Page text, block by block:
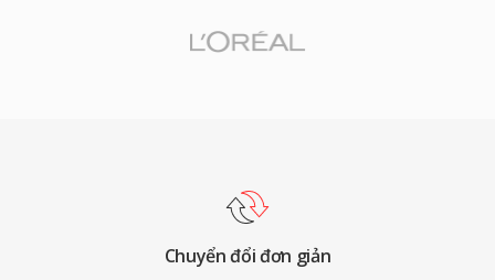
thống trị toàn cầu.
thông lượng dữ liệu của ổ CD-ROM tốc độ 1x,
âm thanh có ảnh hưởng lớn nhất trong lịch sử.
lượng chuyển động và mã hóa biến đổi dựa
Chuyển đổi đơn giản